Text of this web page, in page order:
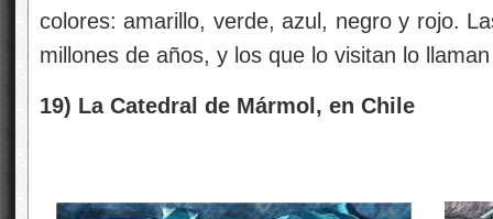
colores: amarillo, verde, azul, negro y rojo.
millones de años, y los que lo visitan lo
19) La Catedral de Mármol, en Chile